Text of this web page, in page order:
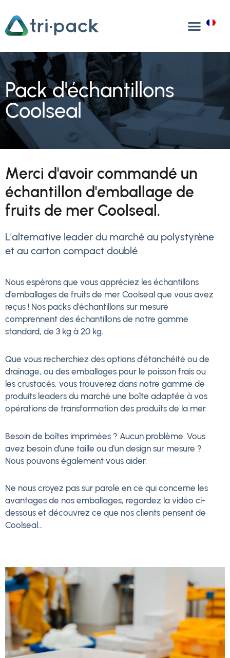
au
contenu
Pack d'échantillons
Coolseal
Merci d'avoir commandé un
échantillon d'emballage de
fruits de mer Coolseal.
L'alternative leader du marché au polystyrène
et au carton compact doublé
Nous espérons que vous appréciez les échantillons
d'emballages de fruits de mer Coolseal que vous avez
reçus ! Nos packs d'échantillons sur mesure
comprennent des échantillons de notre gamme
standard, de 3 kg à 20 kg.
Que vous recherchiez des options d'étanchéité ou de
drainage, ou des emballages pour le poisson frais ou
les crustacés, vous trouverez dans notre gamme de
produits leaders du marché une boîte adaptée à vos
opérations de transformation des produits de la mer.
Besoin de boîtes imprimées ? Aucun problème. Vous
avez besoin d'une taille ou d'un design sur mesure ?
Nous pouvons également vous aider.
Ne nous croyez pas sur parole en ce qui concerne les
avantages de nos emballages, regardez la vidéo ci-
dessous et découvrez ce que nos clients pensent de
Coolseal...